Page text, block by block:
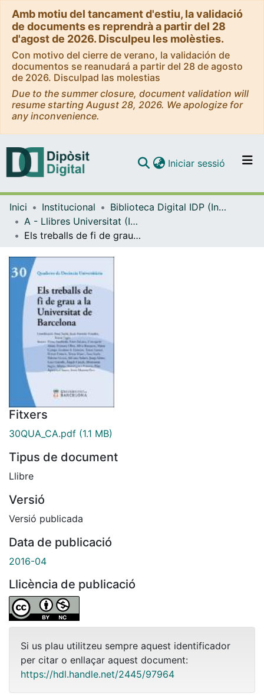
Amb motiu del tancament d'estiu, la validació
de documents es reprendrà a partir del 28
d'agost de 2026. Disculpeu les molèsties.
Con motivo del cierre de verano, la validación de
documentos se reanudará a partir del 28 de agosto
de 2026. Disculpad las molestias
Due to the summer closure, document validation will
resume starting August 28, 2026. We apologize for
any inconvenience.
Navega per tot el DD
Iniciar sessió (current)
Inici Institucional
Biblioteca Digital IDP (Institut de Desenvolupament Professional)
A - Llibres Universitat (IDP, Octaedro)
Els treballs de fi de grau a la Universitat de Barcelona
Fitxers
30QUA_CA.pdf (1.1 MB)
Tipus de document
Llibre
Versió
Versió publicada
Data de publicació
2016-04
Llicència de publicació
Si us plau utilitzeu sempre aquest identificador
per citar o enllaçar aquest document:
https://hdl.handle.net/2445/97964